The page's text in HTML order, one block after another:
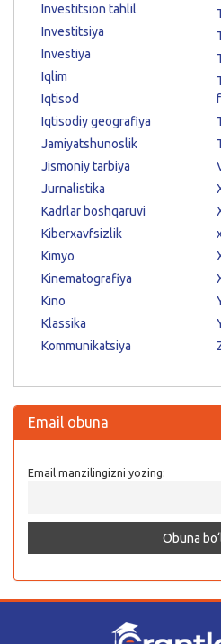
Investitsion tahlil
Investitsiya
Investiya
Iqlim
Iqtisod
Iqtisodiy geografiya
Jamiyatshunoslik
Jismoniy tarbiya
Jurnalistika
Kadrlar boshqaruvi
Kiberxavfsizlik
Kimyo
Kinematografiya
Kino
Klassika
Kommunikatsiya
Email obuna
Email manzilingizni yozing: